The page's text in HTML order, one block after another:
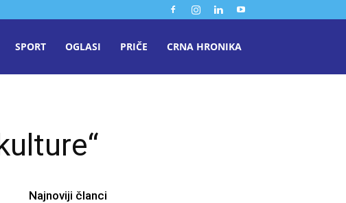
SPORT OGLASI PRIČE CRNA HRONIKA
Najnoviji članci